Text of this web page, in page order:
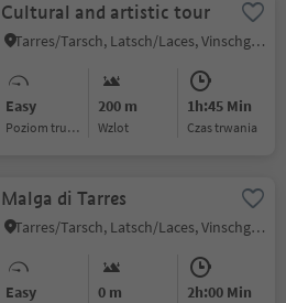
Cultural and artistic tour
Tarres/Tarsch, Latsch/Laces, Vinschgau/Val Venosta
Easy
Poziom trudności
200 m
Wzlot
1h:45 Min
czas trwania
Malga di Tarres
Tarres/Tarsch, Latsch/Laces, Vinschgau/Val Venosta
Easy 0 m 2h:00 Min